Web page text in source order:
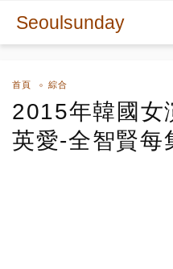
Seoulsunday
首頁 綜合
2015年韓國女
英愛-全智賢每